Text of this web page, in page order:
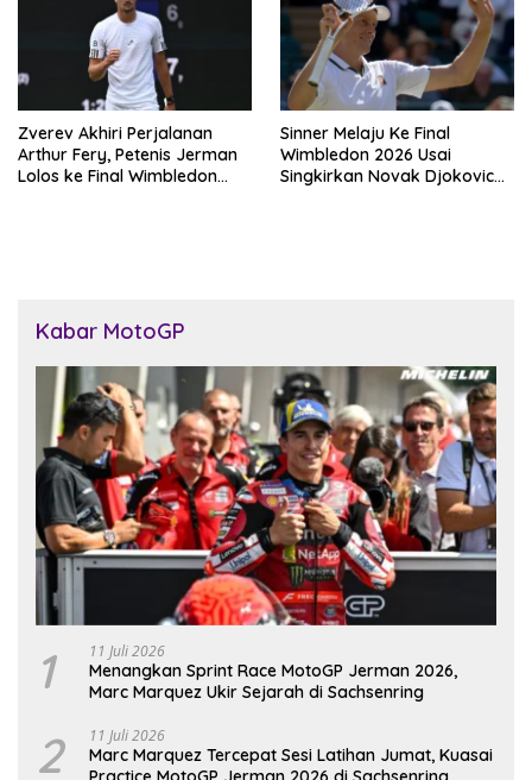
Zverev Akhiri Perjalanan
Arthur Fery, Petenis Jerman
Lolos ke Final Wimbledon
Sinner Melaju Ke Final
Wimbledon 2026 Usai
Singkirkan Novak Djokovic
Kabar MotoGP
1 11 Juli 2026
Menangkan Sprint Race MotoGP Jerman 2026,
Marc Marquez Ukir Sejarah di Sachsenring
2 11 Juli 2026
Marc Marquez Tercepat Sesi Latihan Jumat, Kuasai